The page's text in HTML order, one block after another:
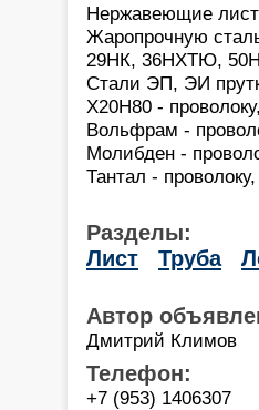
Нержавеющие
Жаропрочную
29НК, 36НХТЮ,
Стали ЭП, ЭИ
Х20Н80 -
Вольфрам -
Молибден -
Тантал -
Разделы:
Лист
Труба
Автор
Дмитрий Климов
Телефон:
+7 (953) 1406307